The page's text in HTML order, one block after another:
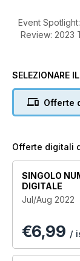
Event
Review: 2023
Jungle? •
• Bike Build:
Anecdotes
Giant Loop
Everything You
SELEZIONARE
Offerte
Offerte digitali
SINGOLO
DIGITALE
Jul/Aug 2022
€6,99 /